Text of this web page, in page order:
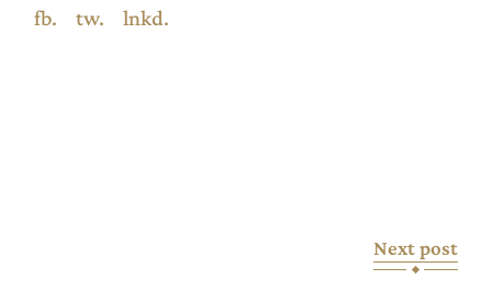
fb. tw. lnkd.
Next post